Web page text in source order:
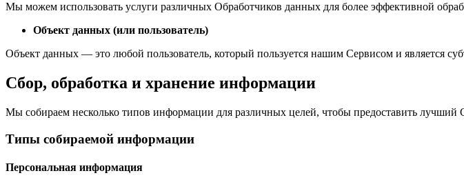
Мы можем использовать услуги различных Обработчиков данных для более эффективной
Объект данных (или пользователь)
Объект данных — это любой пользователь, который пользуется нашим Сервисом и является
Сбор, обработка и хранение информации
Мы собираем несколько типов информации для различных целей, чтобы предоставить лучший
Типы собираемой информации
Персональная информация